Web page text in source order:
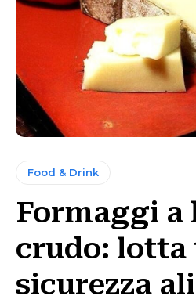
Food & Drink
Formaggi a
crudo: lotta
sicurezza